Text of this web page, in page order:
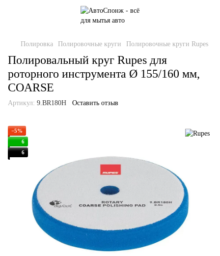
Полировка Полировочные круги Полировочные круги Rupes
Полировальный круг Rupes для
роторного инструмента Ø 155/160 мм,
COARSE
Артикул: 9.BR180H Оставить отзыв
−5%
6
6